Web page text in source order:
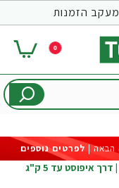
מעקב הזמנות
0
לפרטים נוספים